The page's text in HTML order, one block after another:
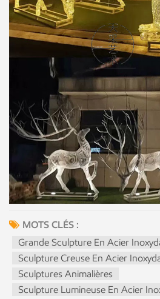
MOTS CLÉS :
Grande Sculpture En Acier
Sculpture Creuse En Acier
Sculptures Animalières
Sculpture Lumineuse En Acier